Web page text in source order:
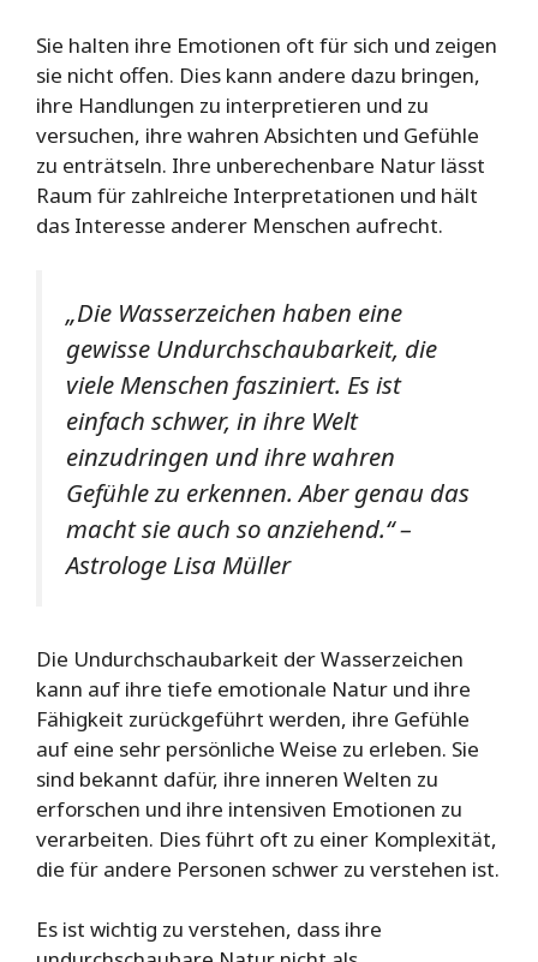
Sie halten ihre Emotionen oft für sich und zeigen
sie nicht offen. Dies kann andere dazu bringen,
ihre Handlungen zu interpretieren und zu
versuchen, ihre wahren Absichten und Gefühle
zu enträtseln. Ihre unberechenbare Natur lässt
Raum für zahlreiche Interpretationen und hält
das Interesse anderer Menschen aufrecht.
„Die Wasserzeichen haben eine
gewisse Undurchschaubarkeit, die
viele Menschen fasziniert. Es ist
einfach schwer, in ihre Welt
einzudringen und ihre wahren
Gefühle zu erkennen. Aber genau das
macht sie auch so anziehend.“ –
Astrologe Lisa Müller
Die Undurchschaubarkeit der Wasserzeichen
kann auf ihre tiefe emotionale Natur und ihre
Fähigkeit zurückgeführt werden, ihre Gefühle
auf eine sehr persönliche Weise zu erleben. Sie
sind bekannt dafür, ihre inneren Welten zu
erforschen und ihre intensiven Emotionen zu
verarbeiten. Dies führt oft zu einer Komplexität,
die für andere Personen schwer zu verstehen ist.
Es ist wichtig zu verstehen, dass ihre